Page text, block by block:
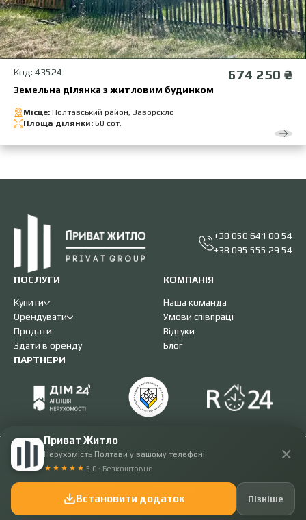
Приват Житло
Нерухомість Полтави у вашому телефоні
5.0 · Безкоштовно
✕
Встановити додаток Пізніше
Код: 43524 674 250 ₴
Земельна ділянка з житловим будинком
Місце: Полтавський район, Заворскло
Площа ділянки: 60 сот.
+38 050 641 80 54
+38 095 555 29 54
ПОСЛУГИ
Купити
Орендувати
Продати
Здати в оренду
КОМПАНІЯ
Наша команда
Умови співпраці
Відгуки
Блог
ПАРТНЕРИ
Приват житло